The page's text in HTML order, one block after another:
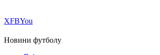
ХFBYou
Новини футболу